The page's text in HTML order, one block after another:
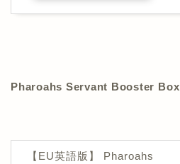
Pharoahs Servant Booster Box
【EU英語版】 Pharoahs